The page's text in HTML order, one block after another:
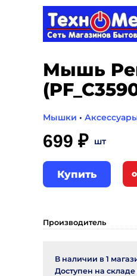
Мышь
Мышки •
699 ₽ шт
Купить
Производитель
В наличии в 1
Доступен на складе